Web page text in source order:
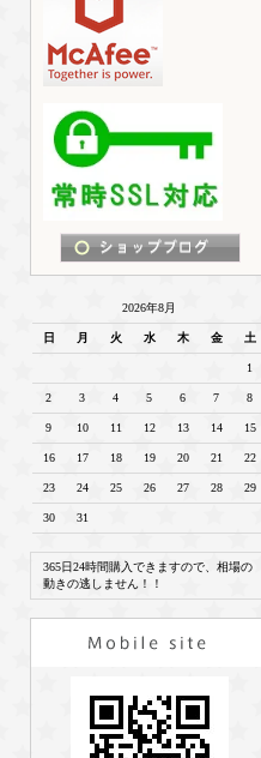
2026年8月
日 月 火 水 木 金 土
1
2 3 4 5 6 7 8
9 10 11 12 13 14 15
16 17 18 19 20 21 22
23 24 25 26 27 28 29
30 31
365日24時間購入できますので、相場の
動きの逃しません！！